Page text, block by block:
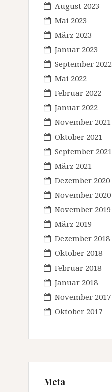
August 2023
Mai 2023
März 2023
Januar 2023
September 2022
Mai 2022
Februar 2022
Januar 2022
November 2021
Oktober 2021
September 2021
März 2021
Dezember 2020
November 2020
November 2019
März 2019
Dezember 2018
Oktober 2018
Februar 2018
Januar 2018
November 2017
Oktober 2017
Meta